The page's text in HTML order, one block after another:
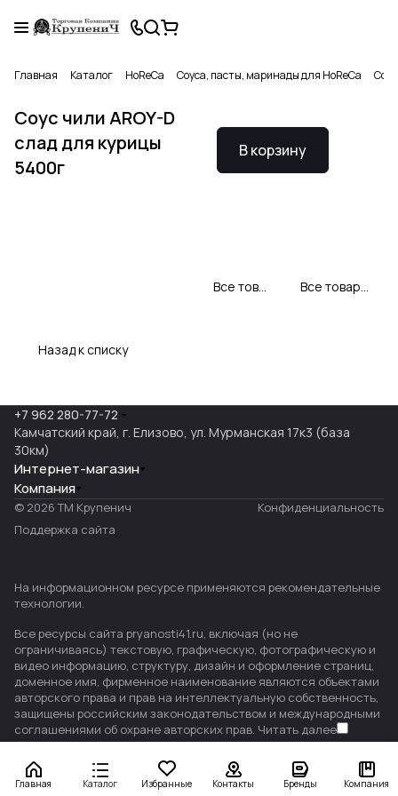
Главная Каталог HoReCa Соуса, пасты, маринады для HoReCa
Соус чили AROY-D
слад для курицы
5400г
В корзину
Все товары AROY-D Все товары категории
Назад к списку
Главная Каталог Избранные Контакты Бренды Компания
+7 962 280-77-72
Камчатский край, г. Елизово, ул. Мурманская 17к3 (база
30км)
Интернет-магазин
Компания
© 2026 ТМ Крупенич
Конфиденциальность
Поддержка сайта
На информационном ресурсе применяются рекомендательные
технологии.
Все ресурсы сайта pryanosti41.ru, включая (но не
ограничиваясь) текстовую, графическую, фотографическую и
видео информацию, структуру, дизайн и оформление страниц,
доменное имя, фирменное наименование являются объектами
авторского права и прав на интеллектуальную собственность,
защищены российским законодательством и международными
соглашениями об охране авторских прав. Читать далее